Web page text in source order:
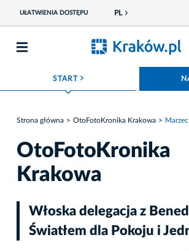
UŁATWIENIA DOSTĘPU PL
START ROZWIŃ MENU
Strona główna OtoFotoKronika Krakowa
OtoFotoKronika
Krakowa
Włoska delegacja z
Światłem dla Pokoju i